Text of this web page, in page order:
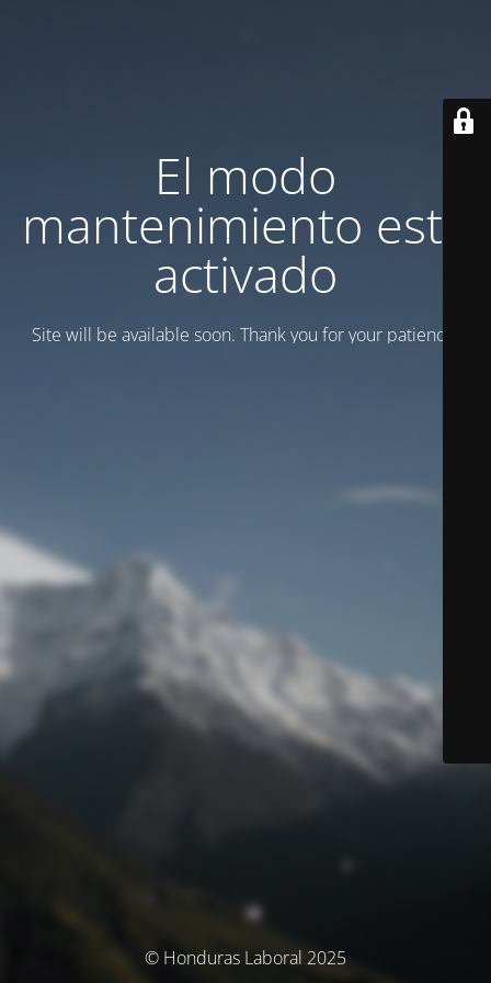
El modo
mantenimiento está
activado
Site will be available soon. Thank you for your patience!
© Honduras Laboral 2025